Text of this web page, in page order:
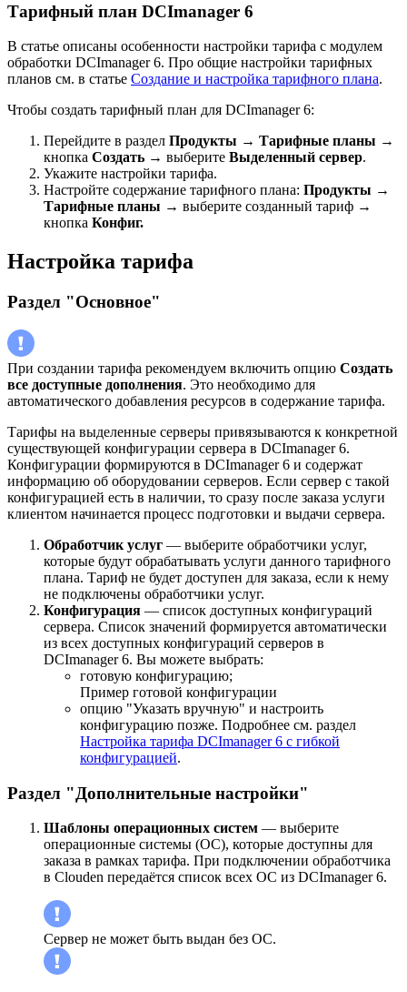
Тарифный план DCImanager 6
В статье описаны особенности настройки тарифа с модулем
обработки DCImanager 6. Про общие настройки тарифных
планов см. в статье Создание и настройка тарифного плана.
Чтобы создать тарифный план для DCImanager 6:
Перейдите в раздел Продукты → Тарифные планы →
кнопка Создать → выберите Выделенный сервер.
Укажите настройки тарифа.
Настройте содержание тарифного плана: Продукты →
Тарифные планы → выберите созданный тариф →
кнопка Конфиг.
Настройка тарифа
Раздел "Основное"
При создании тарифа рекомендуем включить опцию Создать
все доступные дополнения. Это необходимо для
автоматического добавления ресурсов в содержание тарифа.
Тарифы на выделенные серверы привязываются к конкретной
существующей конфигурации сервера в DCImanager 6.
Конфигурации формируются в DCImanager 6 и содержат
информацию об оборудовании серверов. Если сервер с такой
конфигурацией есть в наличии, то сразу после заказа услуги
клиентом начинается процесс подготовки и выдачи сервера.
Обработчик услуг — выберите обработчики услуг,
которые будут обрабатывать услуги данного тарифного
плана. Тариф не будет доступен для заказа, если к нему
не подключены обработчики услуг.
Конфигурация — список доступных конфигураций
сервера. Список значений формируется автоматически
из всех доступных конфигураций серверов в
DCImanager 6. Вы можете выбрать:
готовую конфигурацию;
Пример готовой конфигурации
опцию "Указать вручную" и настроить
конфигурацию позже. Подробнее см. раздел
Настройка тарифа DCImanager 6 с гибкой
конфигурацией.
Раздел "Дополнительные настройки"
Шаблоны операционных систем — выберите
операционные системы (ОС), которые доступны для
заказа в рамках тарифа. При подключении обработчика
в Clouden передаётся cписок всех ОС из DCImanager 6.
Сервер не может быть выдан без ОС.